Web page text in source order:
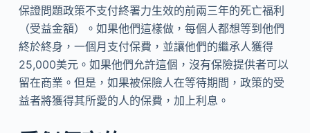
保證問題​​政策不支付終署力生效的前兩三年的死亡福利
（受益金額）。如果他們這樣做，每個人都想等到他們
終於終身，一個月支付保費，並讓他們的繼承人獲得
25,000美元。如果他們允許這個，沒有保險提供者可以
留在商業。但是，如果被保險人在等待期間，政策的受​​
益者將獲得其所愛的人的保費，加上利息。